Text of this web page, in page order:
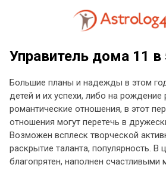
Управитель дома 11 в
Большие планы и надежды в этом
детей и их успехи, либо на
романтические отношения, в этот
отношения могут перетечь в
Возможен всплеск творческой
раскрытие таланта, популярность. В
благопрятен, наполнен счастливыми